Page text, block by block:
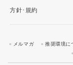
方針･規約
メルマガ 推奨環境に